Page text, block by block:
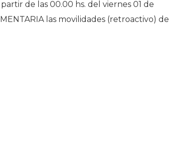
de las 00.00 hs. del viernes 01 de
las movilidades (retroactivo) de